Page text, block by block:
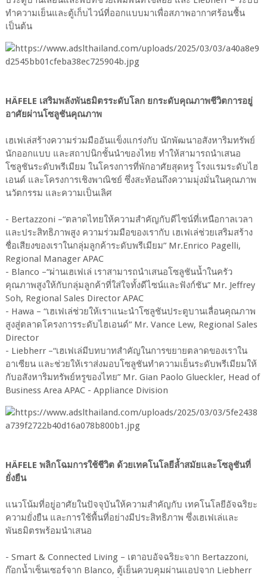
ทำความเย็นและตู้เก็บไวน์ที่ออกแบบมาเพื่อสภาพอากาศร้อนชื้น
เป็นต้น
HÄFELE เสริมพลังพันธมิตรระดับโลก ยกระดับคุณภาพชีวิตการอยู่
อาศัยผ่านโซลูชันคุณภาพ
เฮเฟเล่สร้างความร่วมมืออันแข็งแกร่งกับ นักพัฒนาอสังหาริมทรัพย์
นักออกแบบ และสถาปนิกชั้นนำของไทย ทำให้สามารถนำเสนอ
โซลูชันระดับพรีเมียม ในโครงการที่พักอาศัยสุดหรู โรงแรมระดับไฮ
เอนด์ และโครงการเชิงพาณิชย์ ซึ่งสะท้อนถึงความมุ่งมั่นในคุณภาพ
นวัตกรรม และความเป็นเลิศ
- Bertazzoni –“ตลาดไทยให้ความสำคัญกับดีไซน์ที่เหนือกาลเวลา
และประสิทธิภาพสูง ความร่วมมือของเรากับ เฮเฟเล่ช่วยเสริมสร้าง
ชื่อเสียงของเราในกลุ่มลูกค้าระดับพรีเมียม” Mr.Enrico Pagelli,
Regional Manager APAC
- Blanco –“ผ่านเฮเฟเล่ เราสามารถนำเสนอโซลูชันน้ำในครัว
คุณภาพสูงให้กับกลุ่มลูกค้าที่ใส่ใจทั้งดีไซน์และฟังก์ชัน” Mr. Jeffrey
Soh, Regional Sales Director APAC
- Hawa – “เฮเฟเล่ช่วยให้เราแนะนำโซลูชันประตูบานเลื่อนคุณภาพ
สูงสู่ตลาดโครงการระดับไฮเอนด์” Mr. Vance Lew, Regional Sales
Director
- Liebherr –“เฮเฟเล่มีบทบาทสำคัญในการขยายตลาดของเราใน
อาเซียน และช่วยให้เราส่งมอบโซลูชันทำความเย็นระดับพรีเมียมให้
กับอสังหาริมทรัพย์หรูของไทย” Mr. Gian Paolo Glueckler, Head of
Business Area APAC - Appliance Division
HÄFELE พลิกโฉมการใช้ชีวิต ด้วยเทคโนโลยีล้ำสมัยและโซลูชันที่
ยั่งยืน
แนวโน้มที่อยู่อาศัยในปัจจุบันให้ความสำคัญกับ เทคโนโลยีอัจฉริยะ
ความยั่งยืน และการใช้พื้นที่อย่างมีประสิทธิภาพ ซึ่งเฮเฟเล่และ
พันธมิตรพร้อมนำเสนอ
- Smart & Connected Living – เตาอบอัจฉริยะจาก Bertazzoni,
ก๊อกน้ำเซ็นเซอร์จาก Blanco, ตู้เย็นควบคุมผ่านแอปจาก Liebherr